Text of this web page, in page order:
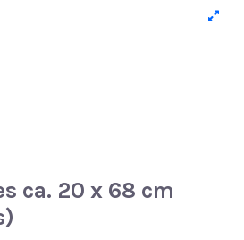
ca. 20 x 68 cm